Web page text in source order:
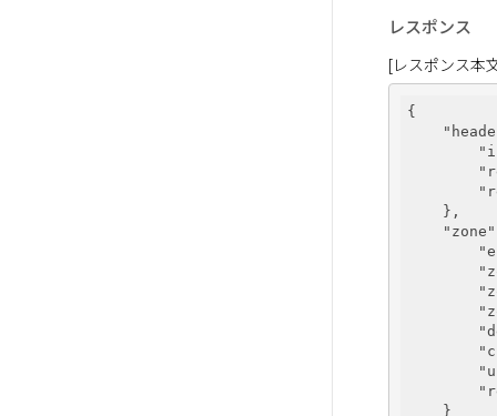
レスポンス
[レスポンス本
{
    },
"zone"
    }